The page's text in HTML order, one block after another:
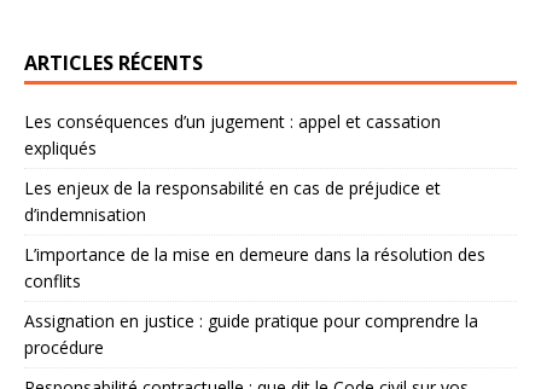
ARTICLES RÉCENTS
Les conséquences d’un jugement : appel et cassation
expliqués
Les enjeux de la responsabilité en cas de préjudice et
d’indemnisation
L’importance de la mise en demeure dans la résolution des
conflits
Assignation en justice : guide pratique pour comprendre la
procédure